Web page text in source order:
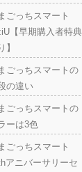
ごっちスマート
【早期購入者特典
】
ごっちスマートの
の違い
ごっちスマートの
ーは3色
ごっちスマート
アニバーサリーセ